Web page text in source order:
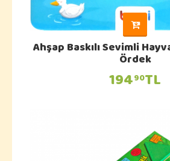
Ahşap Baskılı Sevimli
Ördek
19490TL